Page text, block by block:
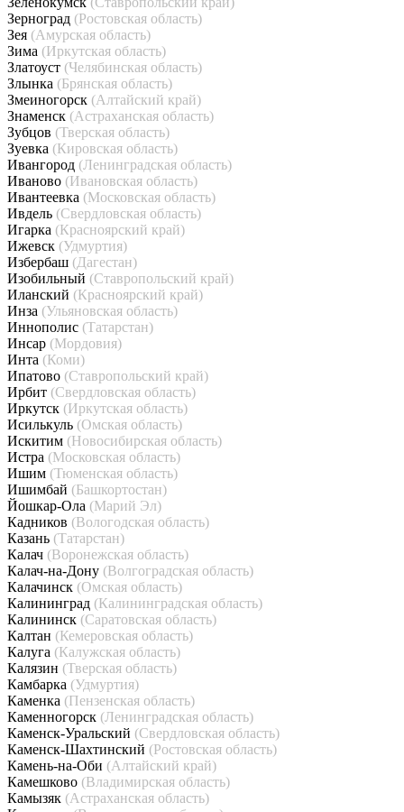
Зерноград (Ростовская область)
Зея (Амурская область)
Зима (Иркутская область)
Златоуст (Челябинская область)
Злынка (Брянская область)
Змеиногорск (Алтайский край)
Знаменск (Астраханская область)
Зубцов (Тверская область)
Зуевка (Кировская область)
Ивангород (Ленинградская область)
Иваново (Ивановская область)
Ивантеевка (Московская область)
Ивдель (Свердловская область)
Игарка (Красноярский край)
Ижевск (Удмуртия)
Избербаш (Дагестан)
Изобильный (Ставропольский край)
Иланский (Красноярский край)
Инза (Ульяновская область)
Иннополис (Татарстан)
Инсар (Мордовия)
Инта (Коми)
Ипатово (Ставропольский край)
Ирбит (Свердловская область)
Иркутск (Иркутская область)
Исилькуль (Омская область)
Искитим (Новосибирская область)
Истра (Московская область)
Ишим (Тюменская область)
Ишимбай (Башкортостан)
Йошкар-Ола (Марий Эл)
Кадников (Вологодская область)
Казань (Татарстан)
Калач (Воронежская область)
Калач-на-Дону (Волгоградская область)
Калачинск (Омская область)
Калининград (Калининградская область)
Калининск (Саратовская область)
Калтан (Кемеровская область)
Калуга (Калужская область)
Калязин (Тверская область)
Камбарка (Удмуртия)
Каменка (Пензенская область)
Каменногорск (Ленинградская область)
Каменск-Уральский (Свердловская область)
Каменск-Шахтинский (Ростовская область)
Камень-на-Оби (Алтайский край)
Камешково (Владимирская область)
Камызяк (Астраханская область)